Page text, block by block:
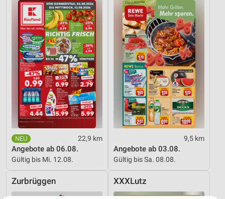
22,9 km
Angebote ab 06.08.
Gültig bis Mi. 12.08.
9,5 km
Angebote ab 03.08.
Gültig bis Sa. 08.08.
Zurbrüggen XXXLutz